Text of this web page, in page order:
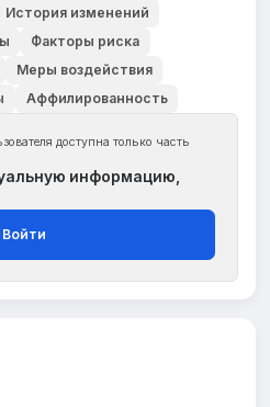
История изменений
Факторы риска
Меры воздействия
Аффилированность
доступна только часть
информацию,
Войти